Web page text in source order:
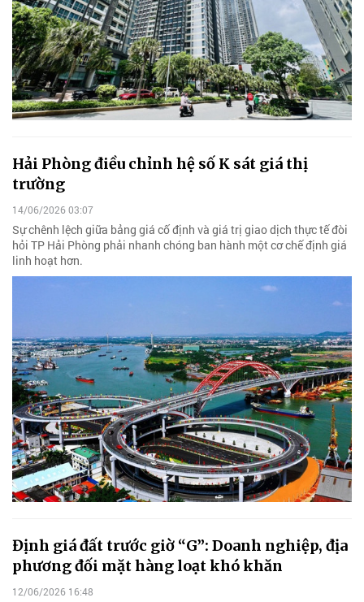
Hải Phòng điều chỉnh hệ số K sát giá thị
trường
14/06/2026 03:07
Sự chênh lệch giữa bảng giá cố định và giá trị giao dịch thực tế đòi
hỏi TP Hải Phòng phải nhanh chóng ban hành một cơ chế định giá
linh hoạt hơn.
Định giá đất trước giờ “G”: Doanh nghiệp, địa
phương đối mặt hàng loạt khó khăn
12/06/2026 16:48